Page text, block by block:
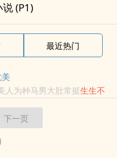
(P1)
最近热门
为种马男大肚常挺生生不
争宠多胎
下一页